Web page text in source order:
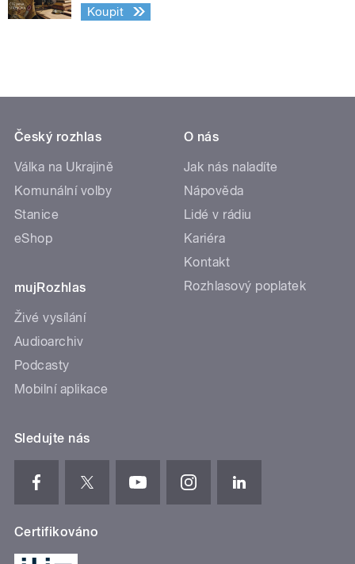
Koupit
Český rozhlas
Válka na Ukrajině
Komunální volby
Stanice
eShop
mujRozhlas
Živé vysílání
Audioarchiv
Podcasty
Mobilní aplikace
O nás
Jak nás naladíte
Nápověda
Lidé v rádiu
Kariéra
Kontakt
Rozhlasový poplatek
Sledujte nás
Certifikováno